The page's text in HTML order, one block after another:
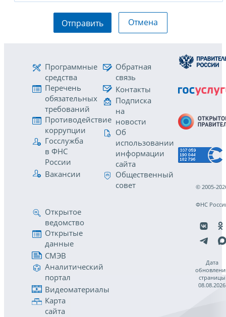
Отправить Отмена
Программные
средства
Перечень
обязательных
требований
Противодействие
коррупции
Госслужба
в ФНС
России
Вакансии
Обратная
связь
Контакты
Подписка
на
новости
Об
использовании
информации
сайта
Общественный
совет
Открытое
ведомство
Открытые
данные
СМЭВ
Аналитический
портал
Видеоматериалы
Карта
сайта
© 2005-
ФНС
Дата
страницы
08.08.2026